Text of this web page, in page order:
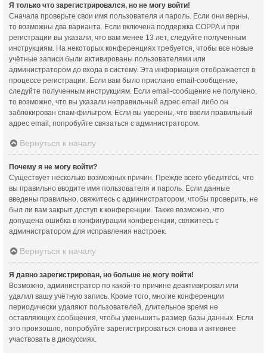
Я только что зарегистрировался, но не могу войти!
Сначала проверьте свои имя пользователя и пароль. Если они верны,
то возможны два варианта. Если включена поддержка COPPA и при
регистрации вы указали, что вам менее 13 лет, следуйте полученным
инструкциям. На некоторых конференциях требуется, чтобы все новые
учётные записи были активированы пользователями или
администратором до входа в систему. Эта информация отображается в
процессе регистрации. Если вам было прислано email-сообщение,
следуйте полученным инструкциям. Если email-сообщение не получено,
то возможно, что вы указали неправильный адрес email либо он
заблокирован спам-фильтром. Если вы уверены, что ввели правильный
адрес email, попробуйте связаться с администратором.
Вернуться к началу
Почему я не могу войти?
Существует несколько возможных причин. Прежде всего убедитесь, что
вы правильно вводите имя пользователя и пароль. Если данные
введены правильно, свяжитесь с администратором, чтобы проверить, не
был ли вам закрыт доступ к конференции. Также возможно, что
допущена ошибка в конфигурации конференции, свяжитесь с
администратором для исправления настроек.
Вернуться к началу
Я давно зарегистрирован, но больше не могу войти!
Возможно, администратор по какой-то причине деактивировал или
удалил вашу учётную запись. Кроме того, многие конференции
периодически удаляют пользователей, длительное время не
оставляющих сообщения, чтобы уменьшить размер базы данных. Если
это произошло, попробуйте зарегистрироваться снова и активнее
участвовать в дискуссиях.